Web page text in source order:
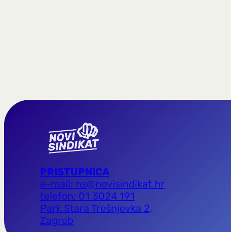
PRISTUPNICA
e-mail: ns@novisindikat.hr
telefon: 01 3024 191
Park Stara Trešnjevka 2,
Zagreb